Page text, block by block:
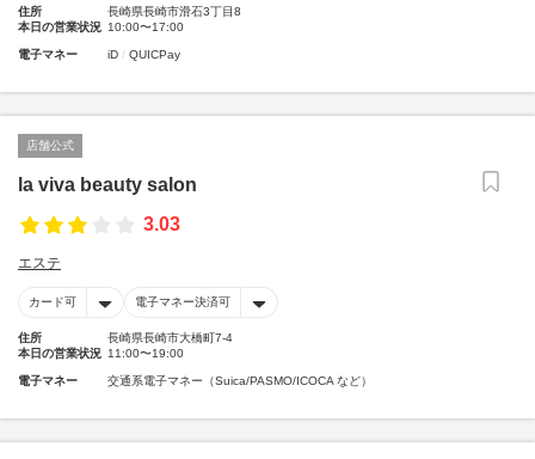
住所
長崎県長崎市滑石3丁目8
本日の営業状況 10:00〜17:00
電子マネー iD QUICPay
店舗公式
la viva beauty salon
3.03
エステ
カード可 電子マネー決済可
住所
長崎県長崎市大橋町7-4
本日の営業状況 11:00〜19:00
電子マネー 交通系電子マネー（Suica/PASMO/ICOCA など）